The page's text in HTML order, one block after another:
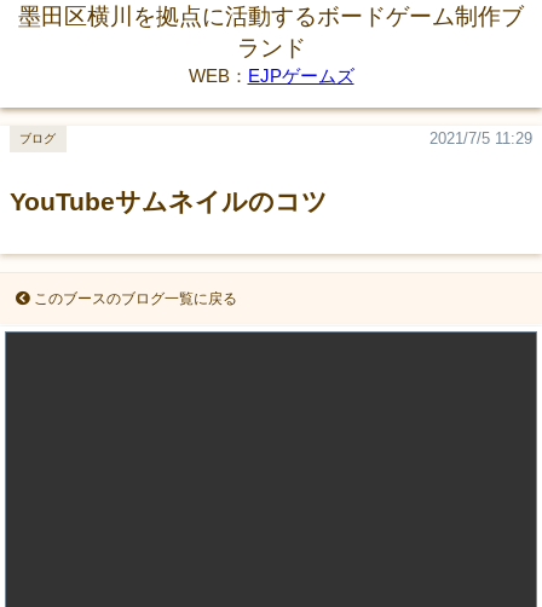
墨田区横川を拠点に活動するボードゲーム制作ブ
ランド
WEB： EJPゲームズ
YouTubeサムネイルのコツ
2021/7/5 11:29
ブログ
このブースのブログ一覧に戻る